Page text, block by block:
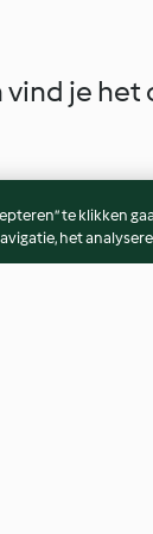
je het
te klikken
het